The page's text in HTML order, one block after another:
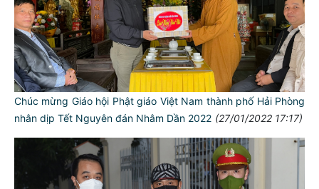
Chúc mừng Giáo hội Phật giáo Việt Nam thành phố Hải Phòng
nhân dịp Tết Nguyên đán Nhâm Dần 2022 (27/01/2022 17:17)